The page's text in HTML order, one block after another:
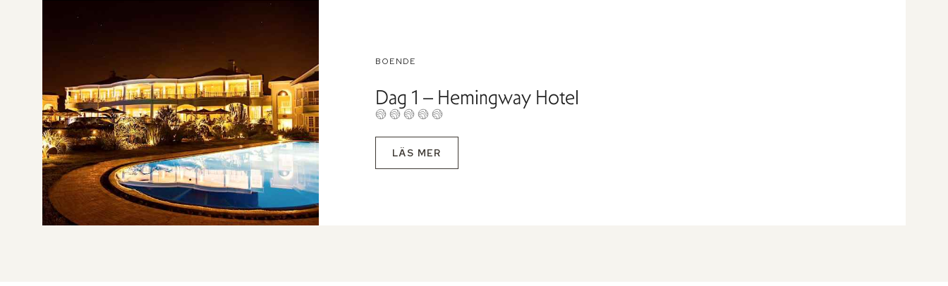
BOENDE
Dag 1 – Hemingway Hotel
LÄS MER